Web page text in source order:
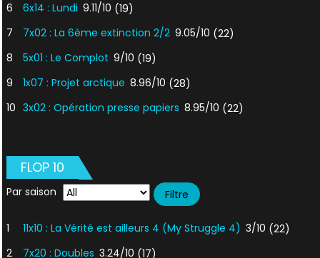
6
6x14 : Lundi 9.11/10 (19)
7
7x02 : La 6ème extinction 2/2 9.05/10 (22)
8
5x01 : Le Complot 9/10 (19)
9
1x07 : Projet arctique 8.96/10 (28)
10 3x02 : Opération presse papiers 8.95/10 (22)
FLOP 10
Par saison
1 11x10 : La Vérité est ailleurs 4 (My Struggle 4) 3/10 (22)
2
7x20 : Doubles 3.24/10 (17)